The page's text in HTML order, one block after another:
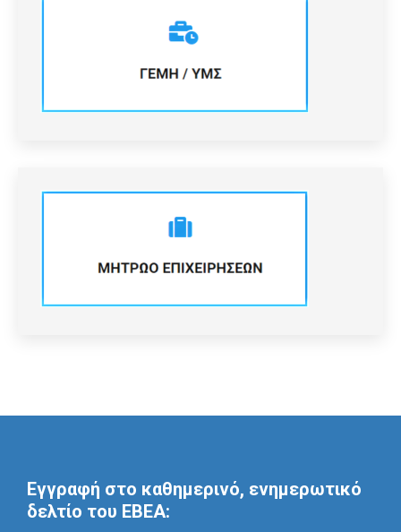
Εγγραφή στο καθημερινό, ενημερωτικό
δελτίο του ΕΒΕΑ: